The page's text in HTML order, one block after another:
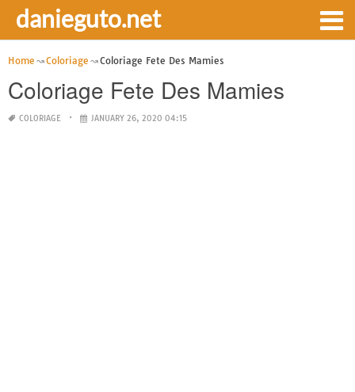
danieguto.net
Home Coloriage Coloriage Fete Des Mamies
Coloriage Fete Des Mamies
COLORIAGE JANUARY 26, 2020 04:15